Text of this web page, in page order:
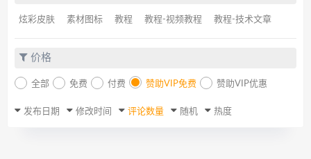
炫彩皮肤 素材图标 教程 教程-视频教程 教程-技术文章
价格
全部 免费 付费 赞助VIP免费 赞助VIP优惠
发布日期 修改时间 评论数量 随机 热度